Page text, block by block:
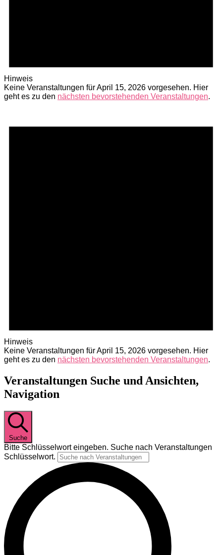
Hinweis
Keine Veranstaltungen für April 15, 2026 vorgesehen. Hier
geht es zu den nächsten bevorstehenden Veranstaltungen.
Hinweis
Keine Veranstaltungen für April 15, 2026 vorgesehen. Hier
geht es zu den nächsten bevorstehenden Veranstaltungen.
Veranstaltungen Suche und Ansichten,
Navigation
Suche
Bitte Schlüsselwort eingeben. Suche nach Veranstaltungen
Schlüsselwort.